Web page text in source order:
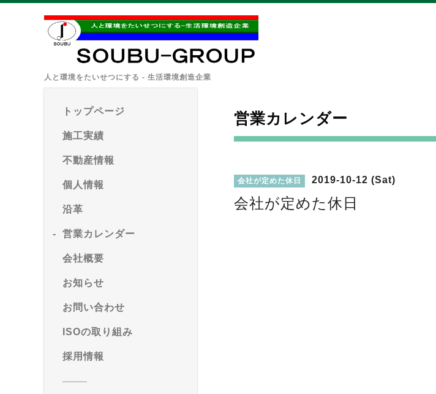
人と環境をたいせつにする - 生活環境創造企業
トップページ
施工実績
不動産情報
個人情報
沿革
営業カレンダー
会社概要
お知らせ
お問い合わせ
ISOの取り組み
採用情報
営業カレンダー
会社が定めた休日 2019-10-12 (Sat)
会社が定めた休日